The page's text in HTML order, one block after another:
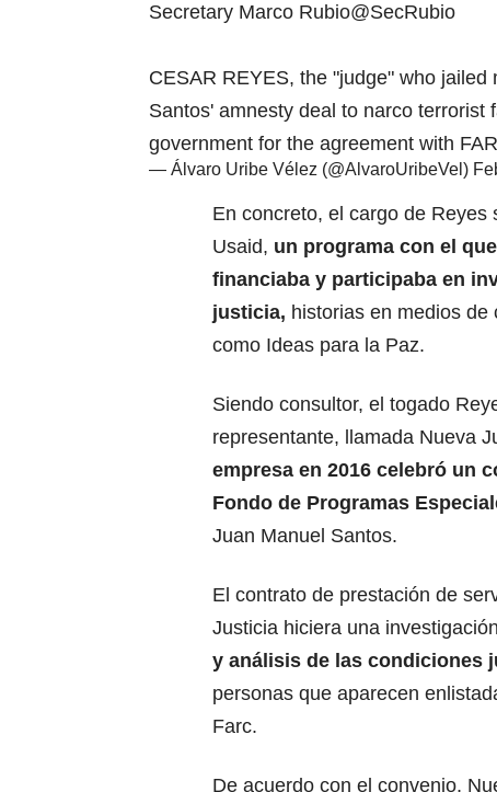
Secretary Marco Rubio@SecRubio
CESAR REYES, the "judge" who
Santos' amnesty deal to narco terrorist
government for the agreement with
— Álvaro Uribe Vélez (@AlvaroUribeVel)
En concreto, el cargo de
Usaid, un programa con el
financiaba y participaba en
justicia, historias en medios
como Ideas para la Paz.
Siendo consultor, el togado
representante, llamada Nueva
empresa en 2016 celebró un
Fondo de Programas
Juan Manuel Santos.
El contrato de prestación de
Justicia hiciera una
y análisis de las condiciones
personas que aparecen
Farc.
De acuerdo con el convenio,